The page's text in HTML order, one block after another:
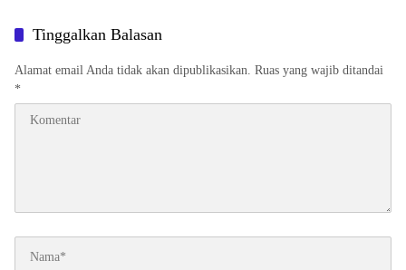
Tinggalkan Balasan
Alamat email Anda tidak akan dipublikasikan. Ruas yang wajib ditandai
*